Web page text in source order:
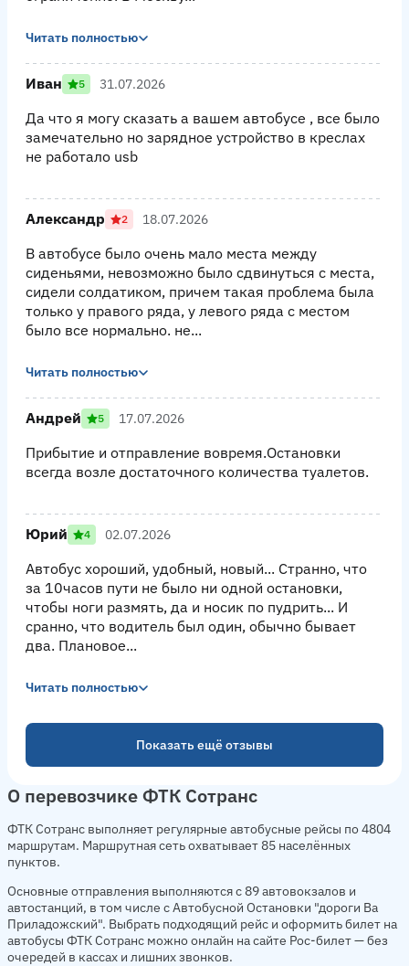
Читать полностью
Иван 5 31.07.2026
Да что я могу сказать а вашем автобусе , все было
замечательно но зарядное устройство в креслах
не работало usb
Александр 2 18.07.2026
В автобусе было очень мало места между
сиденьями, невозможно было сдвинуться с места,
сидели солдатиком, причем такая проблема была
только у правого ряда, у левого ряда с местом
было все нормально. не...
Читать полностью
Андрей 5 17.07.2026
Прибытие и отправление вовремя.Остановки
всегда возле достаточного количества туалетов.
Юрий 4 02.07.2026
Автобус хороший, удобный, новый... Странно, что
за 10часов пути не было ни одной остановки,
чтобы ноги размять, да и носик по пудрить... И
сранно, что водитель был один, обычно бывает
два. Плановое...
Читать полностью
Показать ещё отзывы
О перевозчике ФТК Сотранс
ФТК Сотранс выполняет регулярные автобусные рейсы по 4804
маршрутам. Маршрутная сеть охватывает 85 населённых
пунктов.
Основные отправления выполняются с 89 автовокзалов и
автостанций, в том числе с Автобусной Остановки "дороги Ва
Приладожский". Выбрать подходящий рейс и оформить билет на
автобусы ФТК Сотранс можно онлайн на сайте Рос-билет — без
очередей в кассах и лишних звонков.